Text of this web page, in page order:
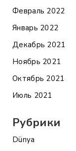
Февраль 2022
Январь 2022
Декабрь 2021
Ноябрь 2021
Октябрь 2021
Июль 2021
Рубрики
Dünya